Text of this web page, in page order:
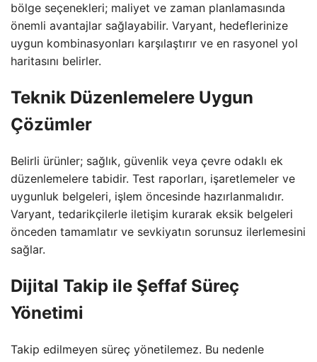
bölge seçenekleri; maliyet ve zaman planlamasında
önemli avantajlar sağlayabilir. Varyant, hedeflerinize
uygun kombinasyonları karşılaştırır ve en rasyonel yol
haritasını belirler.
Teknik Düzenlemelere Uygun
Çözümler
Belirli ürünler; sağlık, güvenlik veya çevre odaklı ek
düzenlemelere tabidir. Test raporları, işaretlemeler ve
uygunluk belgeleri, işlem öncesinde hazırlanmalıdır.
Varyant, tedarikçilerle iletişim kurarak eksik belgeleri
önceden tamamlatır ve sevkiyatın sorunsuz ilerlemesini
sağlar.
Dijital Takip ile Şeffaf Süreç
Yönetimi
Takip edilmeyen süreç yönetilemez. Bu nedenle